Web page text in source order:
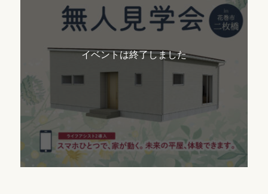
イベントは終了しました